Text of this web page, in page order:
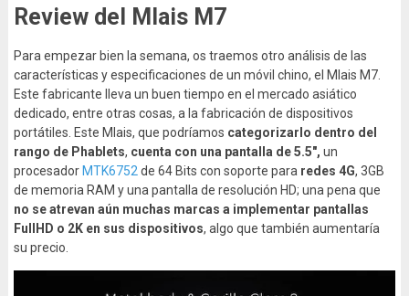
Review del Mlais M7
Para empezar bien la semana, os traemos otro análisis de las
características y especificaciones de un móvil chino, el Mlais M7.
Este fabricante lleva un buen tiempo en el mercado asiático
dedicado, entre otras cosas, a la fabricación de dispositivos
portátiles. Este Mlais, que podríamos categorizarlo dentro del
rango de Phablets, cuenta con una pantalla de 5.5″, un
procesadorMTK6752 de 64 Bits con soporte para redes 4G, 3GB
de memoria RAM y una pantalla de resolución HD; una pena que
no se atrevan aún muchas marcas a implementar pantallas
FullHD o 2K en sus dispositivos, algo que también aumentaría
su precio.